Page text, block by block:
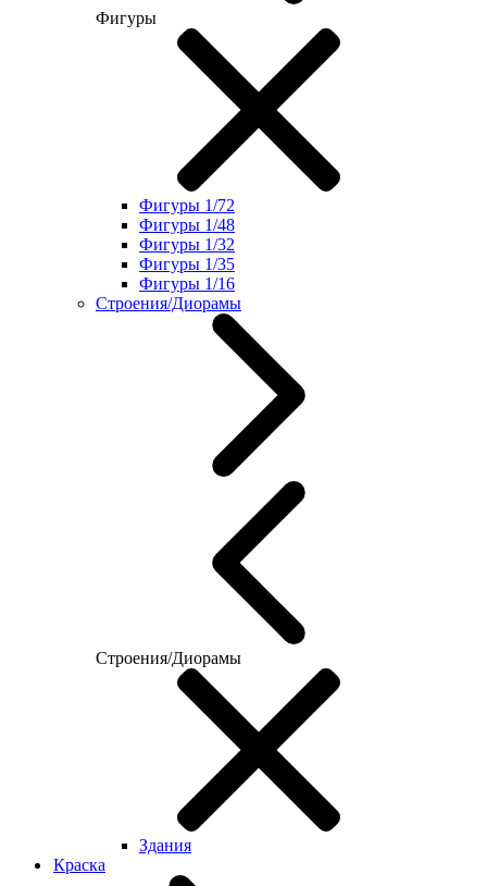
Фигуры
Фигуры 1/72
Фигуры 1/48
Фигуры 1/32
Фигуры 1/35
Фигуры 1/16
Строения/Диорамы
Строения/Диорамы
Здания
Краска